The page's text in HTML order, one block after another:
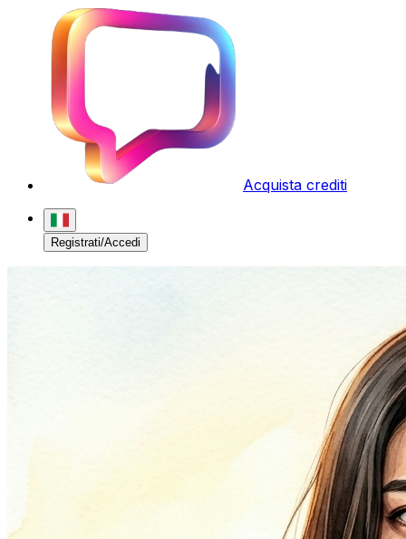
Acquista crediti
Registrati/Accedi